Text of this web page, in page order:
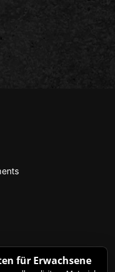
für Erwachsene